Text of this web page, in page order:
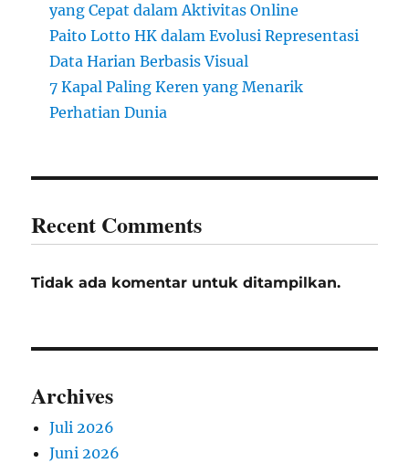
yang Cepat dalam Aktivitas Online
Paito Lotto HK dalam Evolusi Representasi
Data Harian Berbasis Visual
7 Kapal Paling Keren yang Menarik
Perhatian Dunia
Recent Comments
Tidak ada komentar untuk ditampilkan.
Archives
Juli 2026
Juni 2026